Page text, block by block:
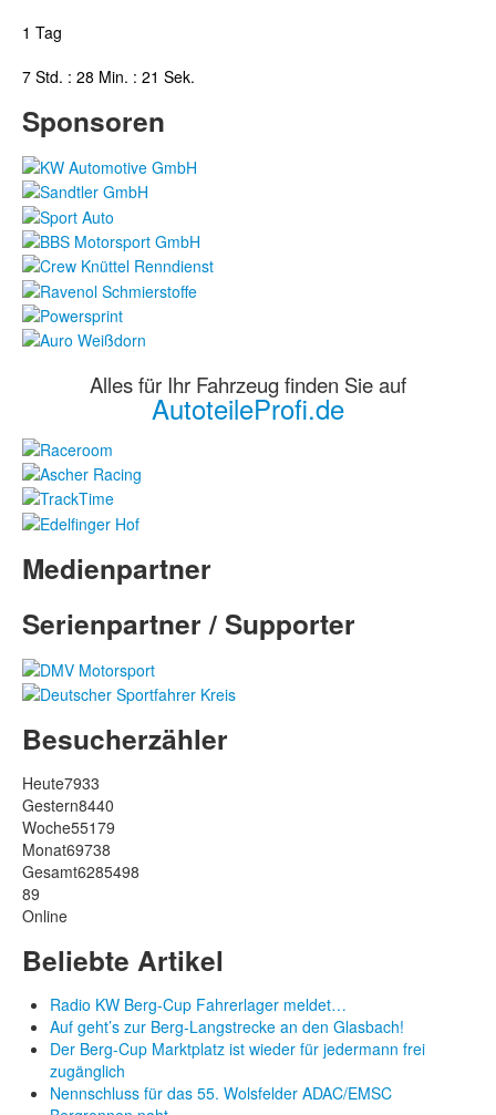
1 Tag
7 Std. : 28 Min. : 22 Sek.
Sponsoren
Alles für Ihr Fahrzeug finden Sie auf
AutoteileProfi.de
Medienpartner
Serienpartner / Supporter
Besucherzähler
Heute7933
Gestern8440
Woche55179
Monat69738
Gesamt6285498
89
Online
Beliebte Artikel
Radio KW Berg-Cup Fahrerlager meldet…
Auf geht’s zur Berg-Langstrecke an den Glasbach!
Der Berg-Cup Marktplatz ist wieder für jedermann frei
zugänglich
Nennschluss für das 55. Wolsfelder ADAC/EMSC